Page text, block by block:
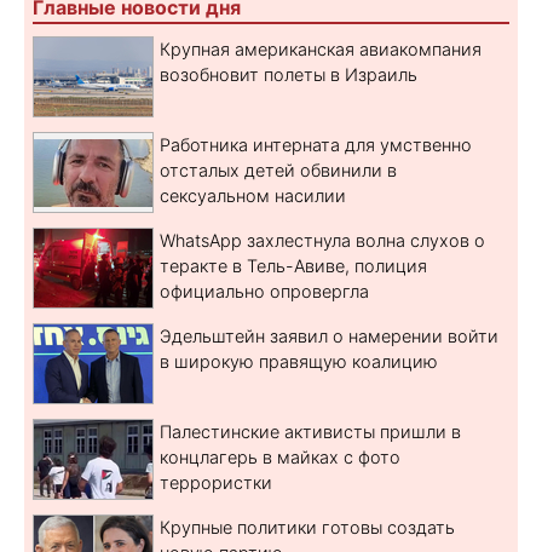
Главные новости дня
Крупная американская авиакомпания
возобновит полеты в Израиль
Работника интерната для умственно
отсталых детей обвинили в
сексуальном насилии
WhatsApp захлестнула волна слухов о
теракте в Тель-Авиве, полиция
официально опровергла
Эдельштейн заявил о намерении войти
в широкую правящую коалицию
Палестинские активисты пришли в
концлагерь в майках с фото
террористки
Крупные политики готовы создать